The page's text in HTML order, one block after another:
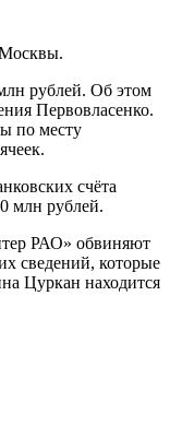
рублей. Об этом
Первовласенко.
по месту
счёта
млн рублей.
РАО» обвиняют
сведений, которые
Цуркан находится